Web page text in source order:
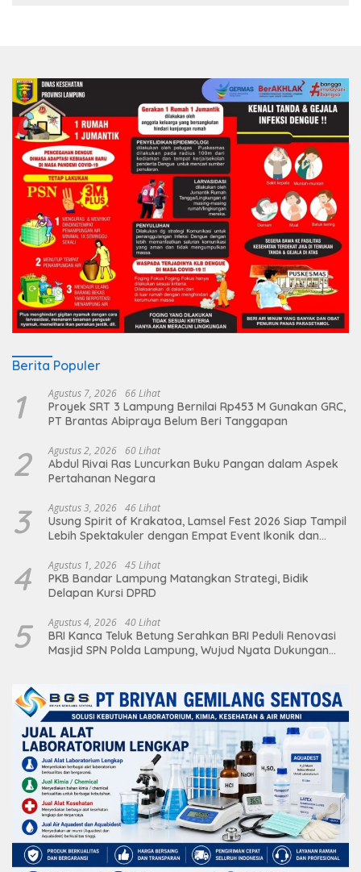
Berita Populer
1 Agustus 7, 2026 66 Lihat
Proyek SRT 3 Lampung Bernilai Rp453 M Gunakan GRC,
PT Brantas Abipraya Belum Beri Tanggapan
2 Agustus 2, 2026 60 Lihat
Abdul Rivai Ras Luncurkan Buku Pangan dalam Aspek
Pertahanan Negara
3 Agustus 3, 2026 46 Lihat
Usung Spirit of Krakatoa, Lamsel Fest 2026 Siap Tampil
Lebih Spektakuler dengan Empat Event Ikonik dan
4 Agustus 1, 2026 45 Lihat
PKB Bandar Lampung Matangkan Strategi, Bidik
Delapan Kursi DPRD
5 Agustus 4, 2026 40 Lihat
BRI Kanca Teluk Betung Serahkan BRI Peduli Renovasi
Masjid SPN Polda Lampung, Wujud Nyata Dukungan